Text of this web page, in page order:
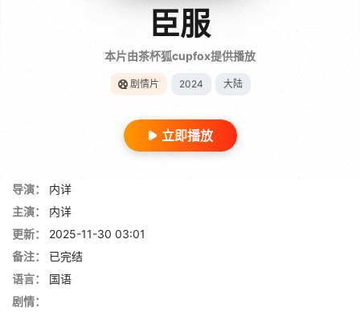
臣服
本片由茶杯狐cupfox提供播放
剧情片 2024 大陆
立即播放
导演：
内详
主演：
内详
更新：
2025-11-30 03:01
备注：
已完结
语言：
国语
剧情：